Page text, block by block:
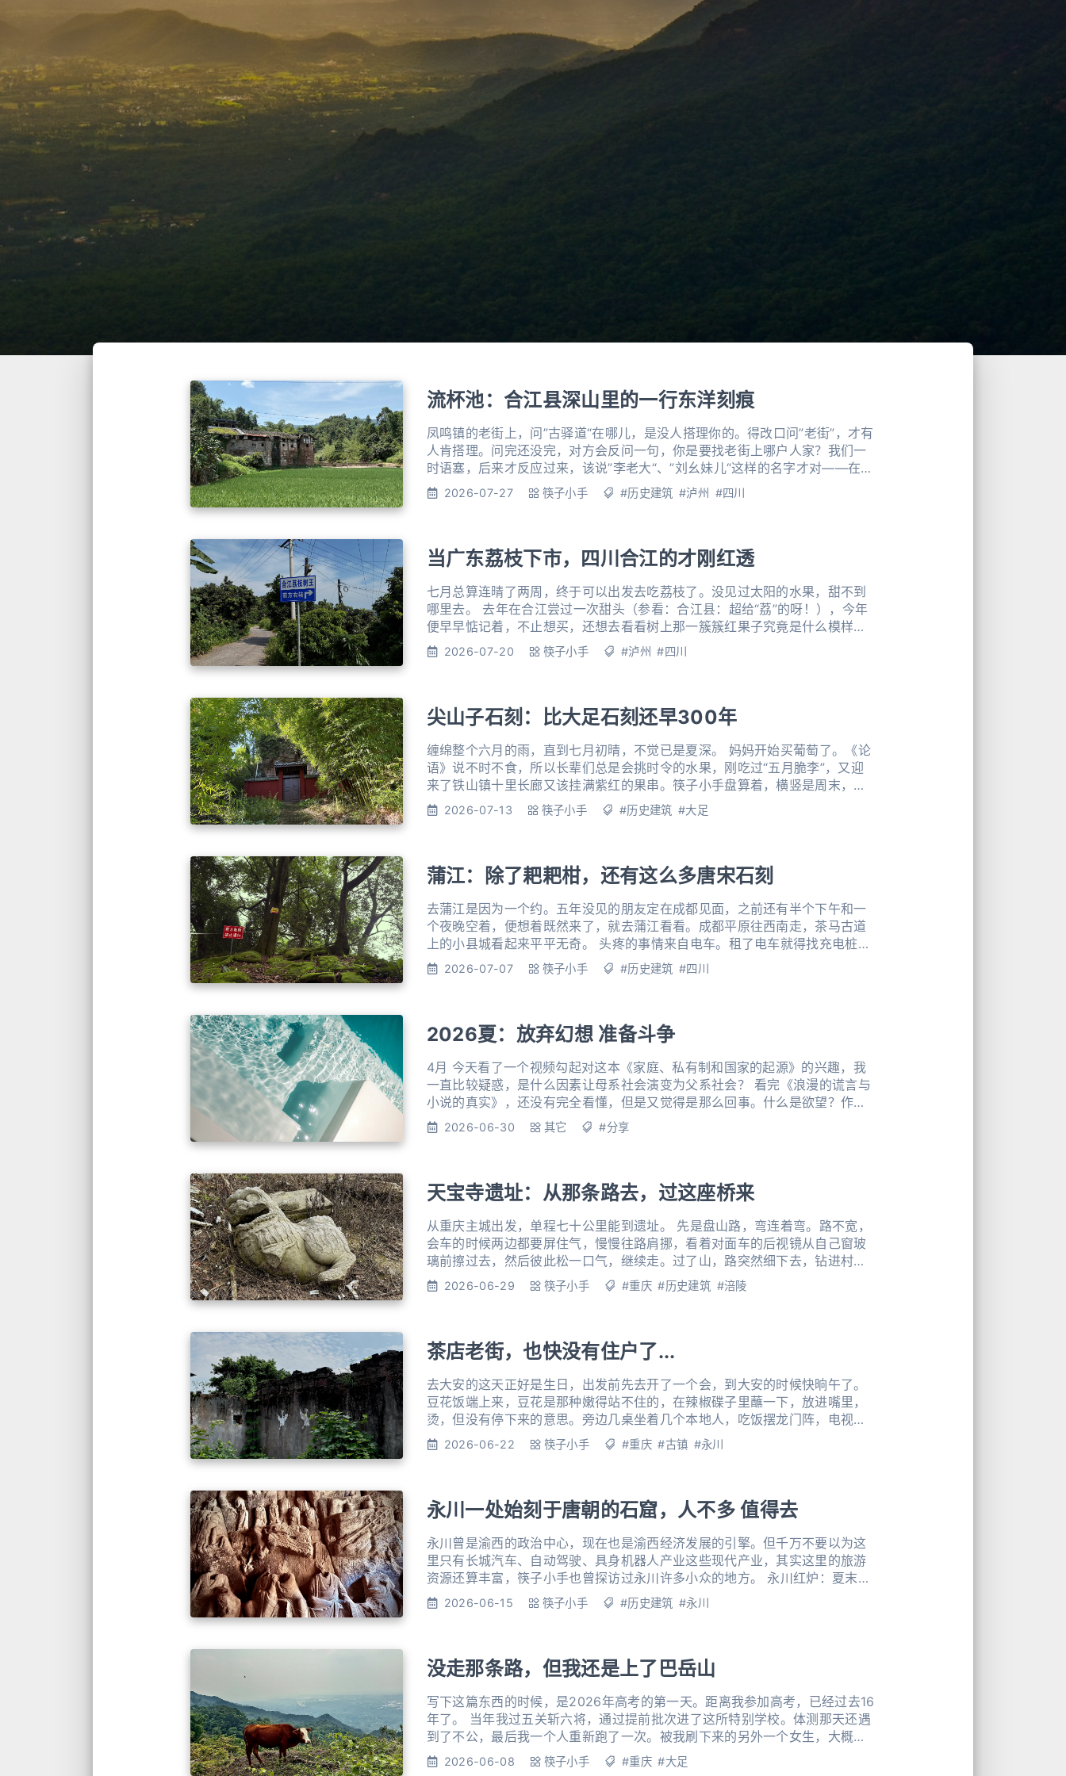
流杯池：合江县深山里的一行东洋刻痕
凤鸣镇的老街上，问”古驿道“在哪儿，是没人搭理你的。得改口问”老街”，才有
人肯搭理。问完还没完，对方会反问一句，你是要找老街上哪户人家？我们一
时语塞，后来才反应过来，该说”李老大“、”刘幺妹儿“这样的名字才对——在这
里，地名从来不是拿来指路的，谁家住在哪一段，比这条路叫什么名字更要
紧。 凤鸣驿道位于合江县凤鸣镇社区，沿东北西南走向，最早建于明代，清
2026-07-27 筷子小手 #历史建筑 #泸州 #四川
当广东荔枝下市，四川合江的才刚红透
七月总算连晴了两周，终于可以出发去吃荔枝了。没见过太阳的水果，甜不到
哪里去。 去年在合江尝过一次甜头（参看：合江县：超给“荔”的呀！），今年
便早早惦记着，不止想买，还想去看看树上那一簇簇红果子究竟是什么模样，
所以周末天刚亮，就带着这点甜念上路了。 进合江地界，路边先冒出来的是些
小粒的龙眼和荔枝树。这本是岭南的珍果，不知什么因缘际会就来到了西南的
2026-07-20 筷子小手 #泸州 #四川
尖山子石刻：比大足石刻还早300年
缠绵整个六月的雨，直到七月初晴，不觉已是夏深。 妈妈开始买葡萄了。《论
语》说不时不食，所以长辈们总是会挑时令的水果，刚吃过“五月脆李”，又迎
来了铁山镇十里长廊又该挂满紫红的果串。筷子小手盘算着，横竖是周末，不
如趁这还没热透，去看看那处比大足石刻宝顶山还老三百岁的石刻——尖山子
摩崖石刻。 出门时太阳还没显出真本事，等车开到荣昌大足交界那一带，柏油
2026-07-13 筷子小手 #历史建筑 #大足
蒲江：除了耙耙柑，还有这么多唐宋石刻
去蒲江是因为一个约。五年没见的朋友定在成都见面，之前还有半个下午和一
个夜晚空着，便想着既然来了，就去蒲江看看。成都平原往西南走，茶马古道
上的小县城看起来平平无奇。 头疼的事情来自电车。租了电车就得找充电桩，
城区住宿吃饭都便利，偏偏充电这件事情最难。好容易在某政府机构的院子里
发现两根桩，顾不上高峰电价，扫码插上就算数。正松了口气，一个老爷子溜
2026-07-07 筷子小手 #历史建筑 #四川
2026夏：放弃幻想 准备斗争
4月 今天看了一个视频勾起对这本《家庭、私有制和国家的起源》的兴趣，我
一直比较疑惑，是什么因素让母系社会演变为父系社会？ 看完《浪漫的谎言与
小说的真实》，还没有完全看懂，但是又觉得是那么回事。什么是欲望？作者
认为欲望来自模仿。即宣扬人永远不是自身欲望的根源，欲望永远源自被摹仿
的第三者，源自一个既是楷模又是对手的介体。有没有看过这本书的朋友，谈
2026-06-30 其它 #分享
天宝寺遗址：从那条路去，过这座桥来
从重庆主城出发，单程七十公里能到遗址。 先是盘山路，弯连着弯。路不宽，
会车的时候两边都要屏住气，慢慢往路肩挪，看着对面车的后视镜从自己窗玻
璃前擦过去，然后彼此松一口气，继续走。过了山，路突然细下去，钻进村子
里。 这一带的房子旧得出奇，木头黑黑的，有些竹编夹泥墙已经向一侧倾斜，
像是在向什么东西鞠躬，又像是靠着什么东西在撑着。在其他地方颇具年代感
2026-06-29 筷子小手 #重庆 #历史建筑 #涪陵
茶店老街，也快没有住户了...
去大安的这天正好是生日，出发前先去开了一个会，到大安的时候快晌午了。
豆花饭端上来，豆花是那种嫩得站不住的，在辣椒碟子里蘸一下，放进嘴里，
烫，但没有停下来的意思。旁边几桌坐着几个本地人，吃饭摆龙门阵，电视开
着也没人看。吃完问老板娘老街怎么走。她用下巴朝外努了努，说，往上走右
边走过去就是了。 老街是青石板路，七百米，东西走向。正午的石板反着白
2026-06-22 筷子小手 #重庆 #古镇 #永川
永川一处始刻于唐朝的石窟，人不多 值得去
永川曾是渝西的政治中心，现在也是渝西经济发展的引擎。但千万不要以为这
里只有长城汽车、自动驾驶、具身机器人产业这些现代产业，其实这里的旅游
资源还算丰富，筷子小手也曾探访过永川许多小众的地方。 永川红炉：夏末看
“海”好去处 黄瓜山：梨花飘香的半山崖居 这里有一个地方，一直未曾到访，却
躺在清单中许久。 据光绪版《永川县志》记载： 石佛岩，在治东陈食场，山有
2026-06-15 筷子小手 #历史建筑 #永川
没走那条路，但我还是上了巴岳山
写下这篇东西的时候，是2026年高考的第一天。距离我参加高考，已经过去16
年了。 当年我过五关斩六将，通过提前批次进了这所特别学校。体测那天还遇
到了不公，最后我一个人重新跑了一次。被我刷下来的另外一个女生，大概对
这里也有执念，第二年她又考了进来，成了我的师妹。 后来毕业，我走了一条
连自己都没料到的路，一条几乎和“司法”两个字搭不上边的路。 去巴岳山之
2026-06-08 筷子小手 #重庆 #大足